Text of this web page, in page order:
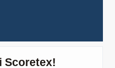
Scoretex!